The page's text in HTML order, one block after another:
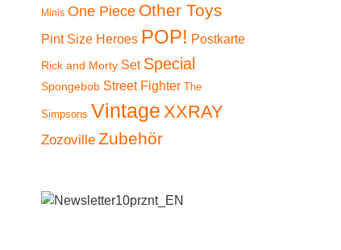
Minis One Piece Other Toys
Pint Size Heroes POP! Postkarte
Rick and Morty Set Special
Spongebob Street Fighter The
Simpsons Vintage XXRAY
Zozoville Zubehör